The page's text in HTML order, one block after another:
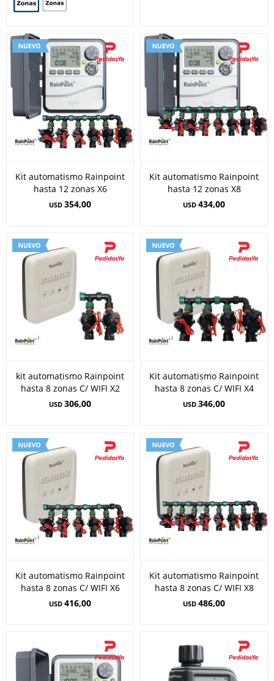
Kit automatismo Rainpoint
hasta 12 zonas X6
USD 354,00
Kit automatismo Rainpoint
hasta 12 zonas X8
USD 434,00
kit automatismo Rainpoint
hasta 8 zonas C/ WIFI X2
USD 306,00
Kit automatismo Rainpoint
hasta 8 zonas C/ WIFI X4
USD 346,00
Kit automatismo Rainpoint
hasta 8 zonas C/ WIFI X6
USD 416,00
Kit automatismo Rainpoint
hasta 8 zonas C/ WIFI X8
USD 486,00